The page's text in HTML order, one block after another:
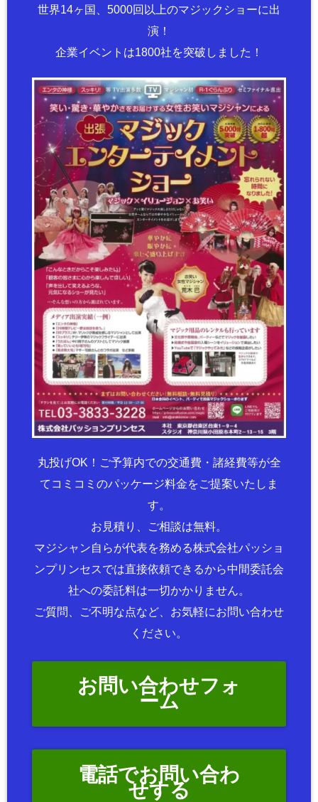
世界14ヶ国、5000回以上のマジックショーに出
演！
企業イベントは1800社を突破しました！
丸投げOK！ご予算内での交通費・諸経費等が全
てコミコミのパッケージ料金をご提案いたしま
す。
お見積り、ご相談は無料。
マジシャン自らが代表を務める株式会社パッショ
ンプリンセスでは直接依頼できるから中間委託会
社への委託料は一切かかりません。
ご質問、ご不明な点など、お気軽にお問い合わせ
ください。
お問い合わせフォ
ーム
電話でお問い合わ
せする